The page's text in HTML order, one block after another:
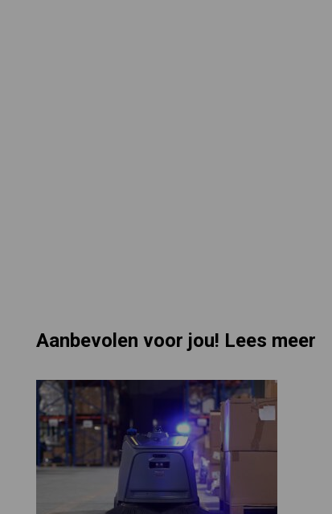
Aanbevolen voor jou! Lees meer